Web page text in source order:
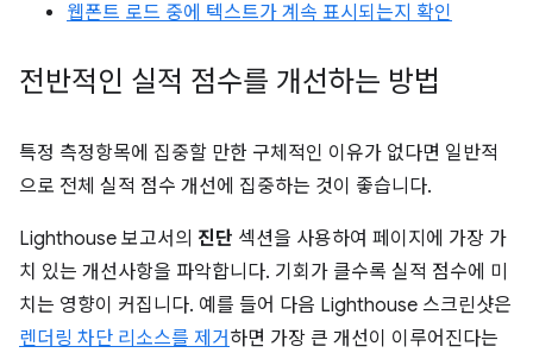
웹폰트 로드 중에 텍스트가 계속 표시되는지 확인
전반적인 실적 점수를 개선하는 방법
특정 측정항목에 집중할 만한 구체적인 이유가 없다면 일반적
으로 전체 실적 점수 개선에 집중하는 것이 좋습니다.
Lighthouse 보고서의 진단 섹션을 사용하여 페이지에 가장 가
치 있는 개선사항을 파악합니다. 기회가 클수록 실적 점수에 미
치는 영향이 커집니다. 예를 들어 다음 Lighthouse 스크린샷은
렌더링 차단 리소스를 제거 하면 가장 큰 개선이 이루어진다는